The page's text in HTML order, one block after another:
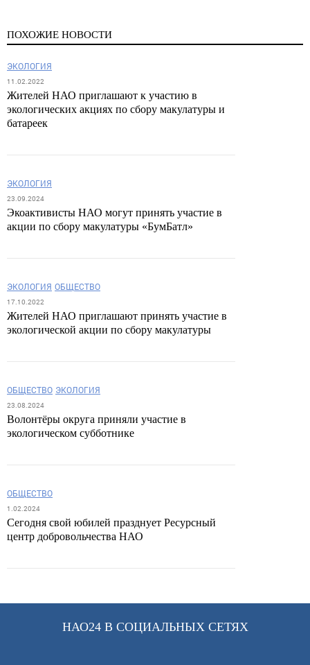
ПОХОЖИЕ НОВОСТИ
ЭКОЛОГИЯ
11.02.2022
Жителей НАО приглашают к участию в
экологических акциях по сбору макулатуры и
батареек
ЭКОЛОГИЯ
23.09.2024
Экоактивисты НАО могут принять участие в
акции по сбору макулатуры «БумБатл»
ЭКОЛОГИЯ ОБЩЕСТВО
17.10.2022
Жителей НАО приглашают принять участие в
экологической акции по сбору макулатуры
ОБЩЕСТВО ЭКОЛОГИЯ
23.08.2024
Волонтёры округа приняли участие в
экологическом субботнике
ОБЩЕСТВО
1.02.2024
Сегодня свой юбилей празднует Ресурсный
центр добровольчества НАО
НАО24 В СОЦИАЛЬНЫХ СЕТЯХ